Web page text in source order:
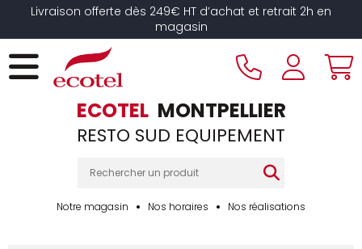
Livraison offerte dès 249€ HT d’achat et retrait 2h en
magasin
ECOTEL MONTPELLIER
RESTO SUD EQUIPEMENT
Notre magasin Nos horaires Nos réalisations
Panneau de gestion des cookies